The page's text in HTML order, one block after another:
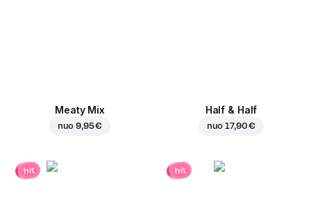
Meaty Mix
nuo9,95 €
Half & Half
nuo17,90 €
hit hit